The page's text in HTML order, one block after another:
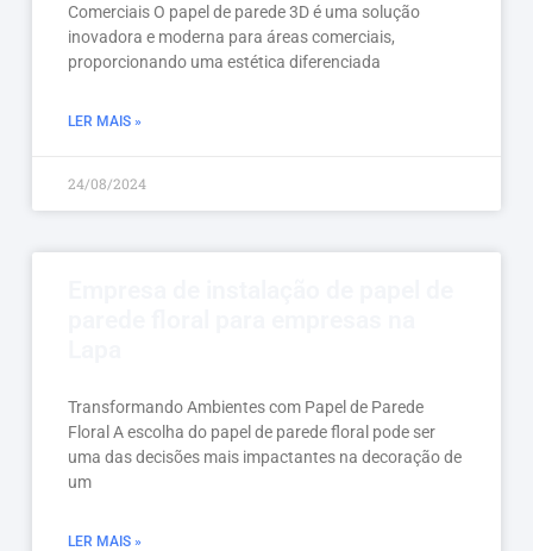
Comerciais O papel de parede 3D é uma solução
inovadora e moderna para áreas comerciais,
proporcionando uma estética diferenciada
LER MAIS »
24/08/2024
Transformando Ambientes com Papel de Parede
Floral A escolha do papel de parede floral pode ser
uma das decisões mais impactantes na decoração de
um
LER MAIS »